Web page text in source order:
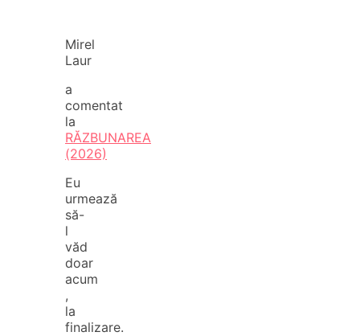
Mirel
Laur
a
comentat
la
RĂZBUNAREA
(2026)
Eu
urmează
să-
l
văd
doar
acum
,
la
finalizare.